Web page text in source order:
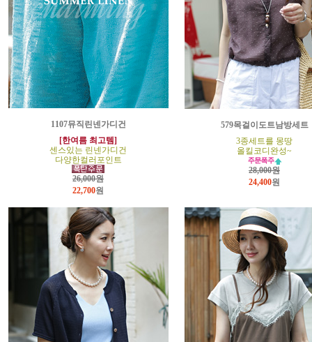
1107뮤직린넨가디건
[한여름 최고템]
센스있는 린넨가디건
다양한컬러포인트
26,000원
22,700원
579목걸이도트남방세트
3종세트를 몽땅
올킬코디완성~
28,000원
24,400원